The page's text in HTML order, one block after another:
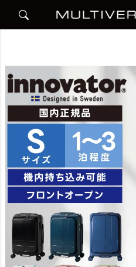
INV111 CABIN スーツケース Sサイズ フロ